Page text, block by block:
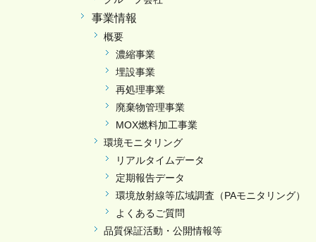
事業情報
概要
濃縮事業
埋設事業
再処理事業
廃棄物管理事業
MOX燃料加工事業
環境モニタリング
リアルタイムデータ
定期報告データ
環境放射線等広域調査（PAモニタリング）
よくあるご質問
品質保証活動・公開情報等